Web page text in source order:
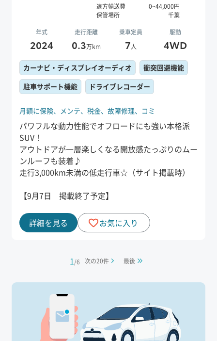
遠方輸送費
0~44,000円
保管場所
千葉
年式 走行距離 乗車定員 駆動
2024 0.3万km 7人 4WD
月額に保険、 メンテ、 税金、 故障修理、 コミ
パワフルな動力性能でオフロードにも強い本格派
SUV！
アウトドアが一層楽しくなる開放感たっぷりのムー
ンルーフも装着♪
走行3,000km未満の低走行車☆（サイト掲載時）
【9月7日 掲載終了予定】
カーナビ・ディスプレイオーディオ
衝突回避機能
駐車サポート機能
ドライブレコーダー
詳細を見る お気に入り
1/6 次の20件 最後